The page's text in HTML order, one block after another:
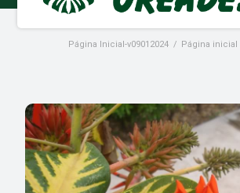
Página Inicial-v09012024 / Página inicial